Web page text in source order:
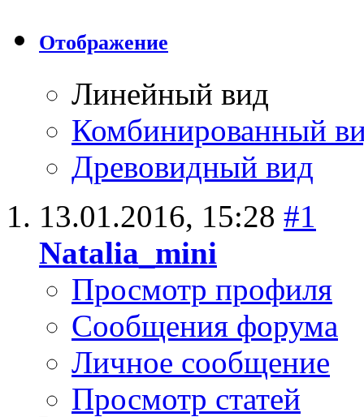
Отображение
Линейный вид
Комбинированный
Древовидный вид
13.01.2016, 15:28 #1
Natalia_mini
Просмотр профиля
Сообщения форума
Личное сообщение
Просмотр статей